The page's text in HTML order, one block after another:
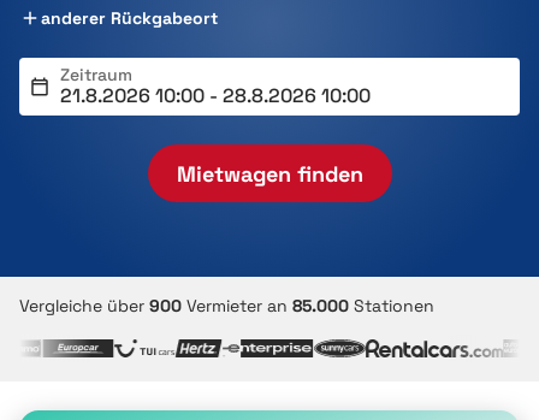
anderer Rückgabeort
Zeitraum
Mietwagen finden
Vergleiche über 900 Vermieter an 85.000 Stationen